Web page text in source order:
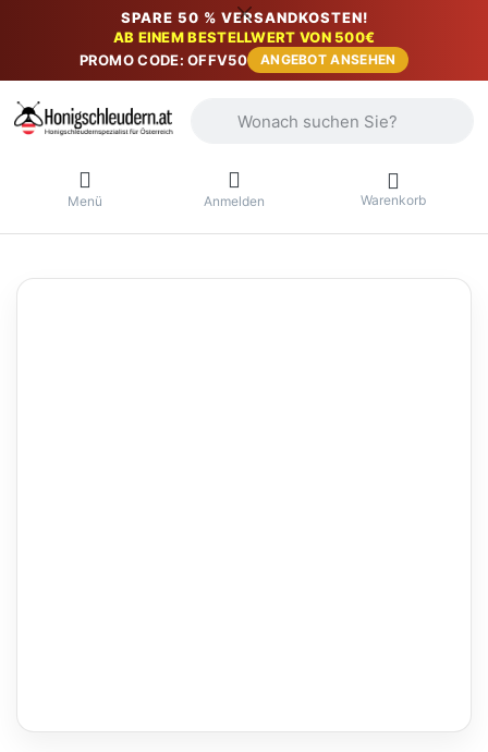
SPARE 50 % VERSANDKOSTEN!
AB EINEM BESTELLWERT VON 500€
PROMO CODE: OFFV50
ANGEBOT ANSEHEN
Menü Anmelden Warenkorb